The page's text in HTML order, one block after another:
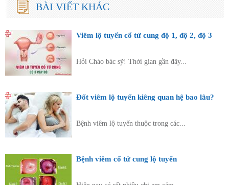
BÀI VIẾT KHÁC
Viêm lộ tuyến cổ tử cung độ 1, độ 2, độ 3
Hỏi Chào bác sỹ! Thời gian gần đây...
Đốt viêm lộ tuyến kiêng quan hệ bao lâu?
Bệnh viêm lộ tuyến thuộc trong các...
Bệnh viêm cổ tử cung lộ tuyến